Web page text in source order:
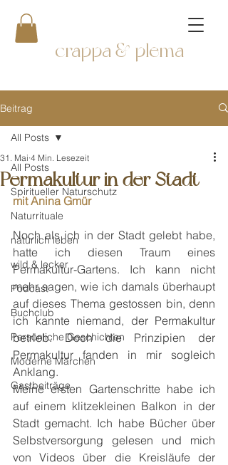
crappa & plema
Beitrag
All Posts
Spiritueller Naturschutz
Naturrituale
natürlich leben
wild & lecker
Podcast
Buchclub
Persönliche Geschichten
Moderne Märchen
Gastbeiträge
All Posts
Permakultur in der Stadt
31. Mai 4 Min. Lesezeit
mit Anina Gmür
Noch als ich in der Stadt gelebt habe,
hatte ich diesen Traum eines
Permakultur-Gartens. Ich kann nicht
mehr sagen, wie ich damals überhaupt
auf dieses Thema gestossen bin, denn
ich kannte niemand, der Permakultur
betrieb. Doch die Prinzipien der
Permakultur fanden in mir sogleich
Anklang.
Meine ersten Gartenschritte habe ich
auf einem klitzekleinen Balkon in der
Stadt gemacht. Ich habe Bücher über
Selbstversorgung gelesen und mich
von Videos über die Kreisläufe der